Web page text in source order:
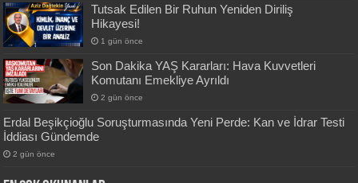
Tutsak Edilen Bir Ruhun Yeniden Diriliş
Hikayesi!
1 gün önce
Son Dakika YAŞ Kararları: Hava Kuvvetleri
Komutanı Emekliye Ayrıldı
2 gün önce
Erdal Beşikçioğlu Soruşturmasında Yeni Perde: Kan ve İdrar Testi
İddiası Gündemde
2 gün önce